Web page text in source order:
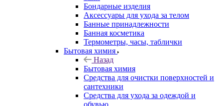
Бондарные изделия
Аксеcсуары для ухода за телом
Банные принадлежности
Банная косметика
Термометры, часы, таблички
Бытовая химия
Назад
Бытовая химия
Средства для очистки поверхностей и
сантехники
Средства для ухода за одеждой и
обувью